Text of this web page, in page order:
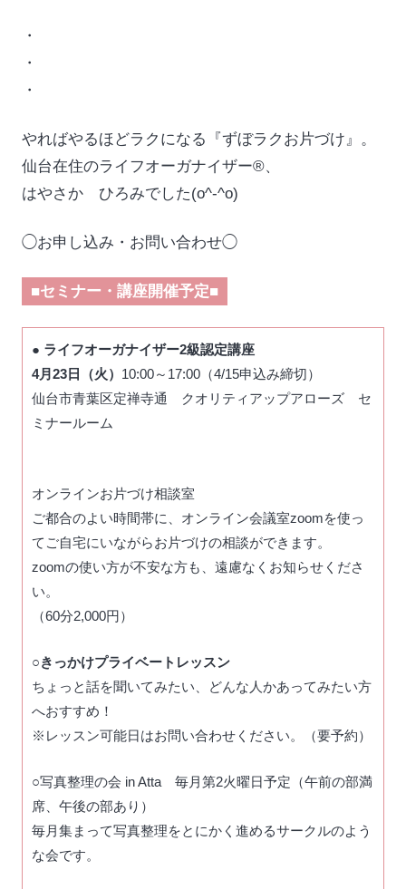
・
・
・
やればやるほどラクになる『ずぼラクお片づけ』。
仙台在住のライフオーガナイザー®、
はやさか ひろみでした(o^-^o)
◯お申し込み・お問い合わせ◯
■セミナー・講座開催予定■
● ライフオーガナイザー2級認定講座
4月23日（火） 10:00～17:00（4/15申込み締切）
仙台市青葉区定禅寺通 クオリティアップアローズ セ
ミナールーム
オンラインお片づけ相談室
ご都合のよい時間帯に、オンライン会議室zoomを使っ
てご自宅にいながらお片づけの相談ができます。
zoomの使い方が不安な方も、遠慮なくお知らせくださ
い。
（60分2,000円）
○きっかけプライベートレッスン
ちょっと話を聞いてみたい、どんな人かあってみたい方
へおすすめ！
※レッスン可能日はお問い合わせください。（要予約）
○写真整理の会 in Atta 毎月第2火曜日予定（午前の部満
席、午後の部あり）
毎月集まって写真整理をとにかく進めるサークルのよう
な会です。